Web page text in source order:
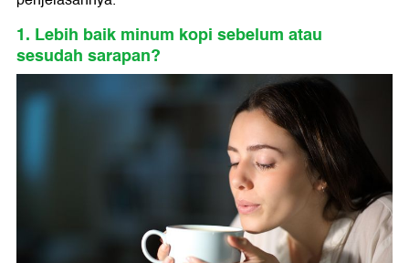
1. Lebih baik minum kopi sebelum atau
sesudah sarapan?